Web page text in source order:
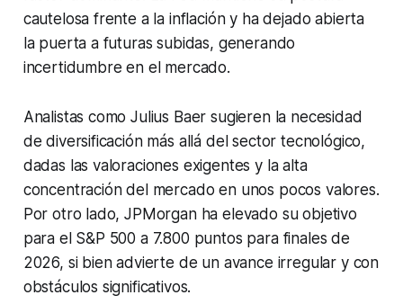
cautelosa frente a la inflación y ha dejado abierta
la puerta a futuras subidas, generando
incertidumbre en el mercado.
Analistas como Julius Baer sugieren la necesidad
de diversificación más allá del sector tecnológico,
dadas las valoraciones exigentes y la alta
concentración del mercado en unos pocos valores.
Por otro lado, JPMorgan ha elevado su objetivo
para el S&P 500 a 7.800 puntos para finales de
2026, si bien advierte de un avance irregular y con
obstáculos significativos.